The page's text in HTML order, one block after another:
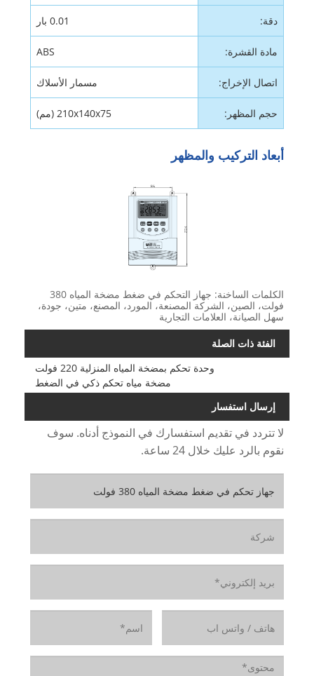
دقة: 0.01 بار
مادة القشرة: ABS
اتصال الإخراج: مسمار الأسلاك
حجم المظهر: 210x140x75 (مم)
أبعاد التركيب والمظهر
الكلمات الساخنة: جهاز التحكم في ضغط مضخة المياه 380
فولت، الصين، الشركة المصنعة، المورد، المصنع، متين، جودة،
سهل الصيانة، العلامات التجارية
الفئة ذات الصلة
وحدة تحكم بمضخة المياه المنزلية 220 فولت
مضخة مياه تحكم ذكي في الضغط
إرسال استفسار
لا تتردد في تقديم استفسارك في النموذج أدناه. سوف
نقوم بالرد عليك خلال 24 ساعة.